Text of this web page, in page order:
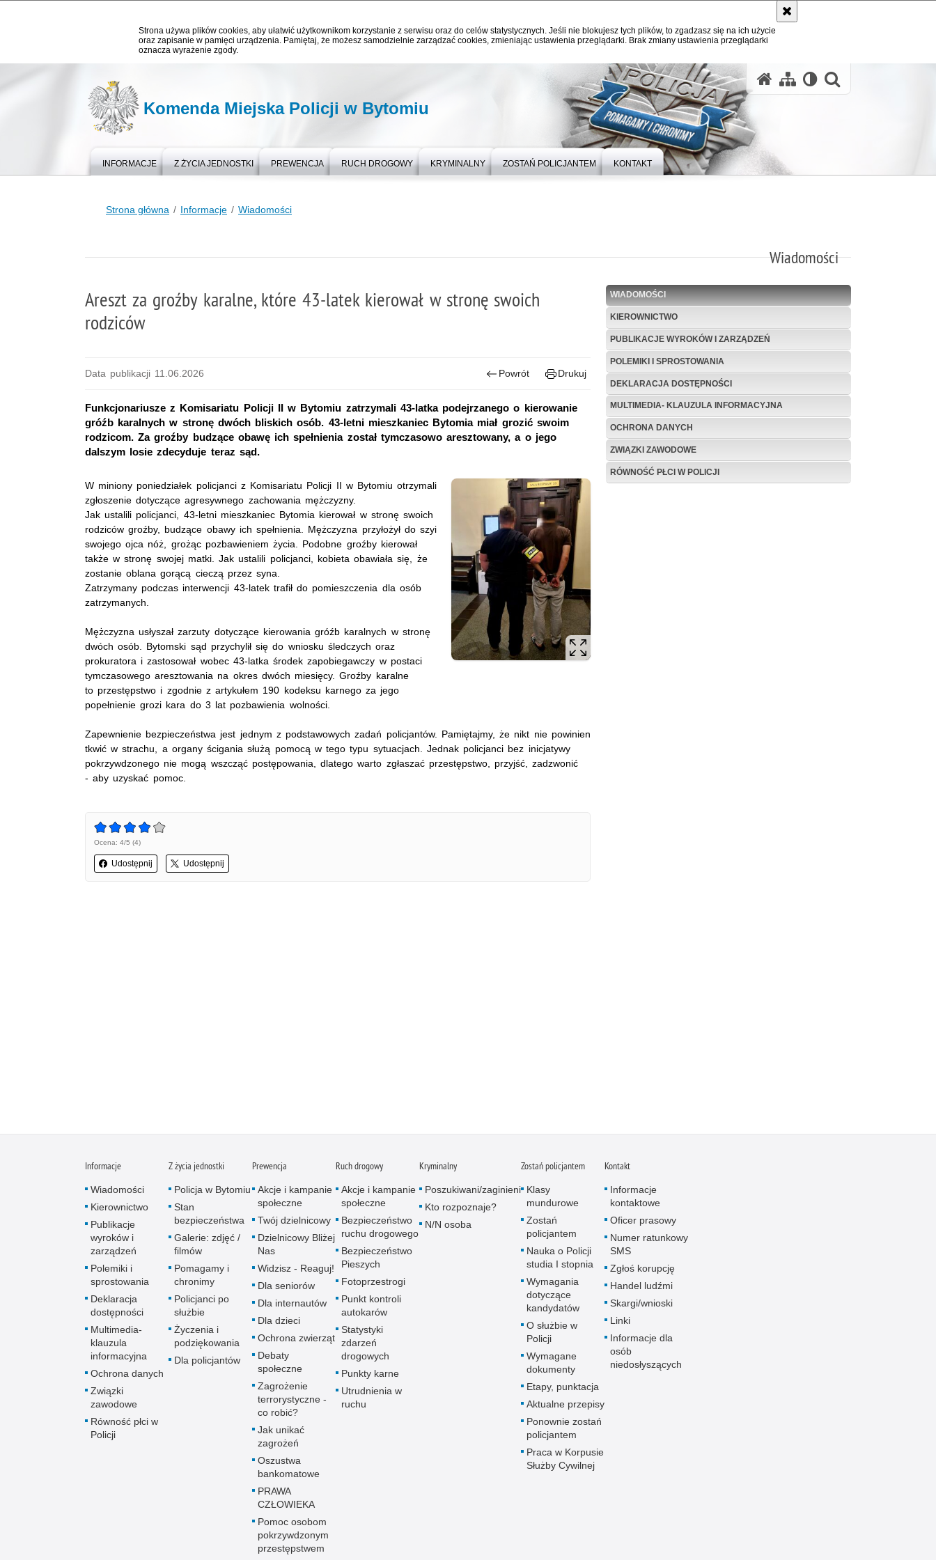
Strona używa plików cookies, aby ułatwić użytkownikom korzystanie z serwisu oraz do celów statystycznych. Jeśli nie blokujesz tych plików, to zgadzasz się na ich użycie
oraz zapisanie w pamięci urządzenia. Pamiętaj, że możesz samodzielnie zarządzać cookies, zmieniając ustawienia przeglądarki. Brak zmiany ustawienia przeglądarki
oznacza wyrażenie zgody.
Komenda Miejska Policji w Bytomiu
INFORMACJE Z ŻYCIA JEDNOSTKI PREWENCJA RUCH DROGOWY KRYMINALNY ZOSTAŃ POLICJANTEM KONTAKT
Strona główna Informacje Wiadomości
Wiadomości
Areszt za groźby karalne, które 43-latek kierował w stronę swoich
rodziców
Data publikacji 11.06.2026 Powrót Drukuj
Funkcjonariusze z Komisariatu Policji II w Bytomiu zatrzymali 43-latka podejrzanego o kierowanie
gróźb karalnych w stronę dwóch bliskich osób. 43-letni mieszkaniec Bytomia miał grozić swoim
rodzicom. Za groźby budzące obawę ich spełnienia został tymczasowo aresztowany, a o jego
dalszym losie zdecyduje teraz sąd.
W miniony poniedziałek policjanci z Komisariatu Policji II w Bytomiu otrzymali
zgłoszenie dotyczące agresywnego zachowania mężczyzny.
Jak ustalili policjanci, 43-letni mieszkaniec Bytomia kierował w stronę swoich
rodziców groźby, budzące obawy ich spełnienia. Mężczyzna przyłożył do szyi
swojego ojca nóż, grożąc pozbawieniem życia. Podobne groźby kierował
także w stronę swojej matki. Jak ustalili policjanci, kobieta obawiała się, że
zostanie oblana gorącą cieczą przez syna.
Zatrzymany podczas interwencji 43-latek trafił do pomieszczenia dla osób
zatrzymanych.
Mężczyzna usłyszał zarzuty dotyczące kierowania gróźb karalnych w stronę
dwóch osób. Bytomski sąd przychylił się do wniosku śledczych oraz
prokuratora i zastosował wobec 43-latka środek zapobiegawczy w postaci
tymczasowego aresztowania na okres dwóch miesięcy. Groźby karalne
to przestępstwo i zgodnie z artykułem 190 kodeksu karnego za jego
popełnienie grozi kara do 3 lat pozbawienia wolności.
Zapewnienie bezpieczeństwa jest jednym z podstawowych zadań policjantów. Pamiętajmy, że nikt nie powinien
tkwić w strachu, a organy ścigania służą pomocą w tego typu sytuacjach. Jednak policjanci bez inicjatywy
pokrzywdzonego nie mogą wszcząć postępowania, dlatego warto zgłaszać przestępstwo, przyjść, zadzwonić
- aby uzyskać pomoc.
Ocena: 4/5 (4)
Udostępnij Udostępnij
WIADOMOŚCI
KIEROWNICTWO
PUBLIKACJE WYROKÓW I ZARZĄDZEŃ
POLEMIKI I SPROSTOWANIA
DEKLARACJA DOSTĘPNOŚCI
MULTIMEDIA- KLAUZULA INFORMACYJNA
OCHRONA DANYCH
ZWIĄZKI ZAWODOWE
RÓWNOŚĆ PŁCI W POLICJI
Informacje
Wiadomości
Kierownictwo
Publikacje
wyroków i
zarządzeń
Polemiki i
sprostowania
Deklaracja
dostępności
Multimedia-
klauzula
informacyjna
Ochrona danych
Związki
zawodowe
Równość płci w
Policji
Z życia jednostki
Policja w Bytomiu
Stan
bezpieczeństwa
Galerie: zdjęć /
filmów
Pomagamy i
chronimy
Policjanci po
służbie
Życzenia i
podziękowania
Dla policjantów
Prewencja
Akcje i kampanie
społeczne
Twój dzielnicowy
Dzielnicowy Bliżej
Nas
Widzisz - Reaguj!
Dla seniorów
Dla internautów
Dla dzieci
Ochrona zwierząt
Debaty
społeczne
Zagrożenie
terrorystyczne -
co robić?
Jak unikać
zagrożeń
Oszustwa
bankomatowe
PRAWA
CZŁOWIEKA
Pomoc osobom
pokrzywdzonym
przestępstwem
Ruch drogowy
Akcje i kampanie
społeczne
Bezpieczeństwo
ruchu drogowego
Bezpieczeństwo
Pieszych
Fotoprzestrogi
Punkt kontroli
autokarów
Statystyki
zdarzeń
drogowych
Punkty karne
Utrudnienia w
ruchu
Kryminalny
Poszukiwani/zaginieni
Kto rozpoznaje?
N/N osoba
Zostań policjantem
Klasy
mundurowe
Zostań
policjantem
Nauka o Policji
studia I stopnia
Wymagania
dotyczące
kandydatów
O służbie w
Policji
Wymagane
dokumenty
Etapy, punktacja
Aktualne przepisy
Ponownie zostań
policjantem
Praca w Korpusie
Służby Cywilnej
Kontakt
Informacje
kontaktowe
Oficer prasowy
Numer ratunkowy
SMS
Zgłoś korupcję
Handel ludźmi
Skargi/wnioski
Linki
Informacje dla
osób
niedosłyszących